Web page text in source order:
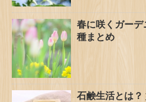
春に咲くガー
種まとめ
石鹸生活とは？